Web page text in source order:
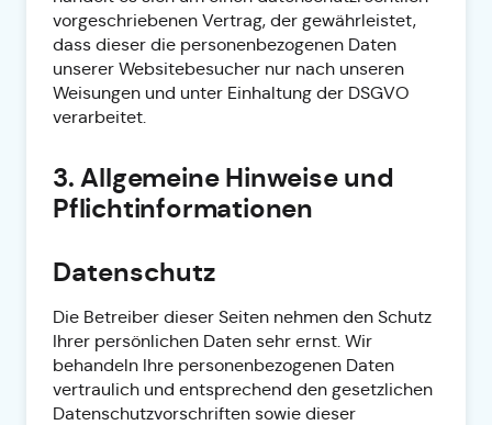
vorgeschriebenen Vertrag, der gewährleistet,
dass dieser die personenbezogenen Daten
unserer Websitebesucher nur nach unseren
Weisungen und unter Einhaltung der DSGVO
verarbeitet.
3. Allgemeine Hinweise und
Pflicht­informationen
Datenschutz
Die Betreiber dieser Seiten nehmen den Schutz
Ihrer persönlichen Daten sehr ernst. Wir
behandeln Ihre personenbezogenen Daten
vertraulich und entsprechend den gesetzlichen
Datenschutzvorschriften sowie dieser